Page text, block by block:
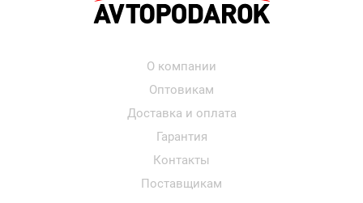
О компании
Оптовикам
Доставка и оплата
Гарантия
Контакты
Поставщикам